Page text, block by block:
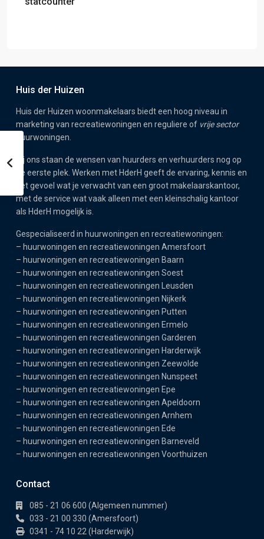
Huis der Huizen
Huis der Huizen woonmakelaars biedt een hoog niveau in
marketing van recreatiewoningen en reguliere of vrije sector
huurwoningen.
Bij ons staan de wensen van huurders en verhuurders nog op
de eerste plek. Werken met HderH geeft de ervaring, kennis en
het gevoel wat je verwacht van een groot makelaarskantoor,
met de service wat vaak alleen met een kleinschalig kantoor
als HderH mogelijk is.
Gespecialiseerd in huurwoningen en recreatiewoningen:
– huurwoningen en recreatiewoningen Amersfoort
– huurwoningen en recreatiewoningen Baarn
– huurwoningen en recreatiewoningen Soest
– huurwoningen en recreatiewoningen Leusden
– huurwoningen en recreatiewoningen Nijkerk
– huurwoningen en recreatiewoningen Putten
– huurwoningen en recreatiewoningen Ermelo
– huurwoningen en recreatiewoningen Garderen
– huurwoningen en recreatiewoningen Harderwijk
– huurwoningen en recreatiewoningen Zeewolde
– huurwoningen en recreatiewoningen Nunspeet
– huurwoningen en recreatiewoningen Epe
– huurwoningen en recreatiewoningen Apeldoorn
– huurwoningen en recreatiewoningen Arnhem
– huurwoningen en recreatiewoningen Ede
– huurwoningen en recreatiewoningen Barneveld
– huurwoningen en recreatiewoningen Voorthuizen
Contact
085 - 21 06 600 (Algemeen nummer)
033 - 21 00 330 (Amersfoort)
0341 - 74 10 22 (Harderwijk)